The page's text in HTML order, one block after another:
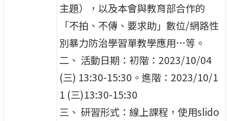
主題），以及本會與教育部合作的
「不拍、不傳、要求助」數位/網路性
別暴力防治學習單教學應用…等。
二、 活動日期：初階：2023/10/04
(三) 13:30-15:30。進階：2023/10/1
1 (三)13:30-15:30
三、 研習形式：線上課程，使用slido